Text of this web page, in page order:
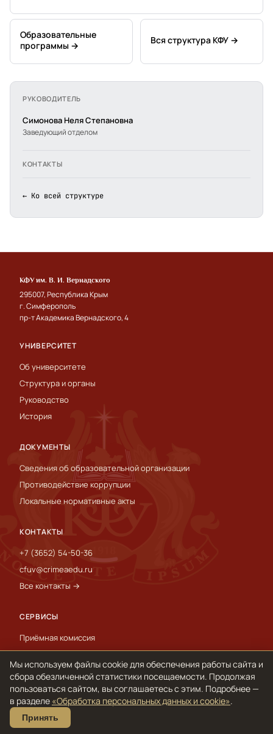
Образовательные
программы →
Вся структура КФУ →
РУКОВОДИТЕЛЬ
Симонова Неля Степановна
Заведующий отделом
КОНТАКТЫ
← Ко всей структуре
КФУ им. В. И. Вернадского
295007, Республика Крым
г. Симферополь
пр-т Академика Вернадского, 4
УНИВЕРСИТЕТ
Об университете
Структура и органы
Руководство
История
ДОКУМЕНТЫ
Сведения об образовательной организации
Противодействие коррупции
Локальные нормативные акты
КОНТАКТЫ
+7 (3652) 54-50-36
cfuv@crimeaedu.ru
Все контакты →
СЕРВИСЫ
Приёмная комиссия
Пресс-служба
International
© 1918–2026 ФГАОУ ВО «КФУ им. В. И. Вернадского»
Обработка персональных данных и cookie
Мы используем файлы cookie для обеспечения работы сайта и
сбора обезличенной статистики посещаемости. Продолжая
пользоваться сайтом, вы соглашаетесь с этим. Подробнее —
в разделе «Обработка персональных данных и cookie».
Принять